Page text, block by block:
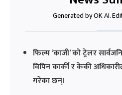
Generated by OK AI.
फिल्म ‘काजी’ को ट्रेलर
विपिन कार्की र केकी
गरेका छन्।